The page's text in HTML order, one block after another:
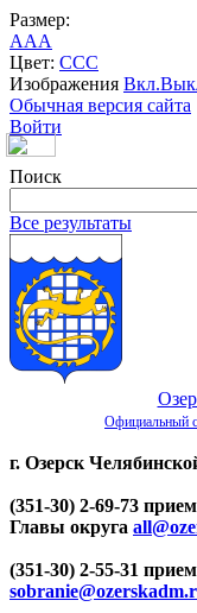
Размер:
AAA
Цвет: CCC
Изображения Вкл.
Обычная версия сайта
Войти
Поиск
Все результаты
Официальный
г. Озерск
(351-30) 2-69-73
Главы округа
(351-30) 2-55-31